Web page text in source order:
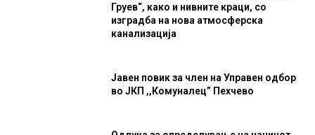
Груев“, како и нивните краци, со
изградба на нова атмосферска
канализација
Јавен повик за член на Управен одбор
во ЈКП ,,Комуналец” Пехчево